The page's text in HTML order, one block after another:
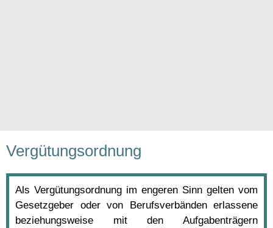
Vergütungsordnung
Als Vergütungsordnung im engeren Sinn gelten vom
Gesetzgeber oder von Berufsverbänden erlassene
beziehungsweise mit den Aufgabenträgern